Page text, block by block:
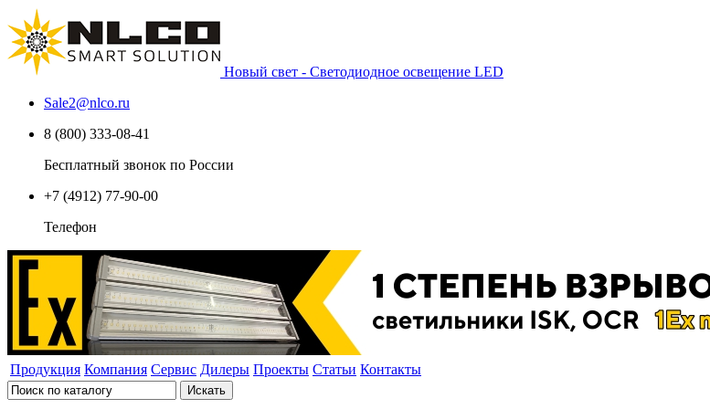
Новый свет - Светодиодное освещение LED
Sale2@nlco.ru
8 (800) 333-08-41
Бесплатный звонок по России
+7 (4912) 77-90-00
Телефон
Продукция Компания Сервис Дилеры Проекты Статьи Контакты